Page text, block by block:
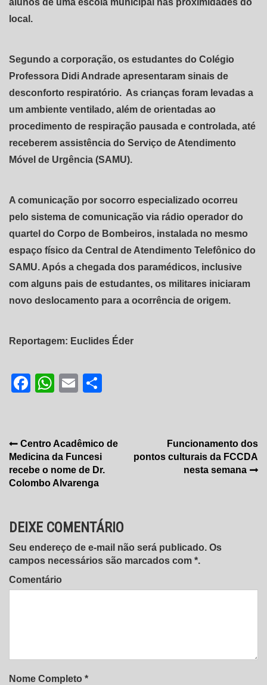
alunos de uma escola municipal nas proximidades do
local.
Segundo a corporação, os estudantes do Colégio
Professora Didi Andrade apresentaram sinais de
desconforto respiratório. As crianças foram levadas a
um ambiente ventilado, além de orientadas ao
procedimento de respiração pausada e controlada, até
receberem assistência do Serviço de Atendimento
Móvel de Urgência (SAMU).
A comunicação por socorro especializado ocorreu
pelo sistema de comunicação via rádio operador do
quartel do Corpo de Bombeiros, instalada no mesmo
espaço físico da Central de Atendimento Telefônico do
SAMU. Após a chegada dos paramédicos, inclusive
com alguns pais de estudantes, os militares iniciaram
novo deslocamento para a ocorrência de origem.
Reportagem: Euclides Éder
Facebook
WhatsApp
Email
Navegação
de
Post
Centro Acadêmico de
Medicina da Funcesi
recebe o nome de Dr.
Colombo Alvarenga
Funcionamento dos
pontos culturais da FCCDA
nesta semana
DEIXE COMENTÁRIO
Seu endereço de e-mail não será publicado. Os
campos necessários são marcados com *.
Comentário
Nome Completo *